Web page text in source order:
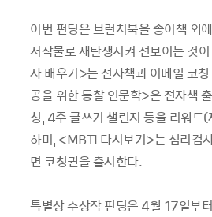
이번 펀딩은 브런치북을 종이책 외
저작물로 재탄생시켜 선보이는 것
자 배우기>는 전자책과 이메일 코
공을 위한 통찰 인문학>은 전자책
칭, 4주 글쓰기 챌린지 등을 리워드
하며, <MBTI 다시보기>는 심리검
면 코칭권을 출시한다.
특별상 수상작 펀딩은 4월 17일부